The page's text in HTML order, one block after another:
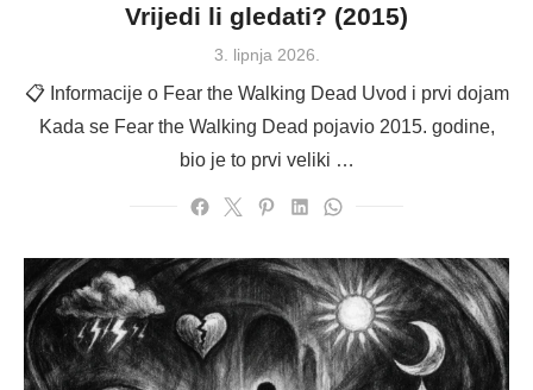
Vrijedi li gledati? (2015)
Posted
3. lipnja 2026.
📋 Informacije o Fear the Walking Dead Uvod i prvi dojam
Kada se Fear the Walking Dead pojavio 2015. godine,
bio je to prvi veliki …